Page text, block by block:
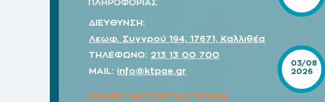
ΔΙΕΥΘΥΝΣΗ:
Λεωφ. Συγγρού 194, 17671, Καλλιθέα
ΤΗΛΕΦΩΝΟ: 213 13 00 700
MAIL: info@ktpae.gr
ΩΡΑΡΙΟ ΛΕΙΤΟΥΡΓΙΑΣ ΦΟΡΕΑ
03/08
2026